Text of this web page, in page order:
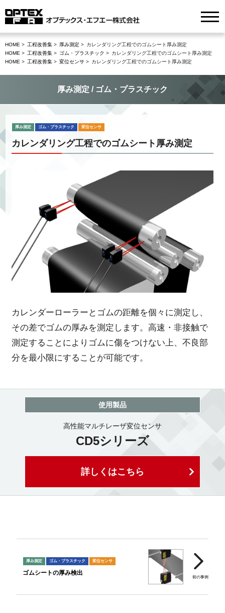
HOME 工程改善集 厚み測定
カレンダリング工程でのゴムシート厚み測定
HOME
工程改善集 ゴム・プラスチック
カレンダリング工程でのゴムシート厚み測定
HOME
工程改善集 変位センサ カレンダリング工程でのゴムシート厚み測定
厚み測定 / ゴム・プラスチック
厚み測定 ゴム・プラスチック 変位センサ
カレンダリング工程でのゴムシート厚み測定
カレンダーローラーとゴムの距離を個々に測定し、
その差でゴムの厚みを測定します。高速・非接触で
測定することによりゴムに傷をつけない上、不良部
分を最小限にすることが可能です。
使用製品
高性能マルチレーザ変位センサ
CD5シリーズ
詳しくはこちら
厚み測定 ゴム・プラスチック 変位センサ
ゴムシートの厚み検出